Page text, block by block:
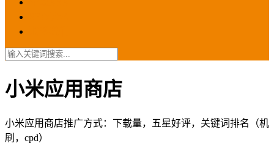
小米应用商店
小米应用商店推广方式：下载量，五星好评，关键词排名（机
刷，cpd）